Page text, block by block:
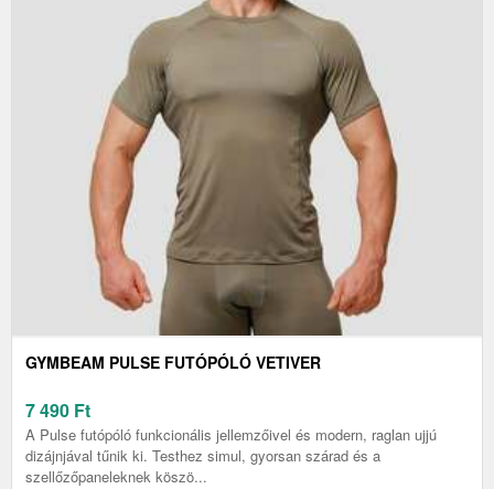
GYMBEAM PULSE FUTÓPÓLÓ VETIVER
7 490 Ft
A Pulse futópóló funkcionális jellemzőivel és modern, raglan ujjú
dizájnjával tűnik ki. Testhez simul, gyorsan szárad és a
szellőzőpaneleknek köszö...